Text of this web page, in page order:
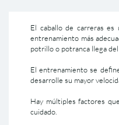
El caballo de carreras
entrenamiento más
potrillo o potranca llega
El entrenamiento se
desarrolle su mayor
Hay múltiples factores
cuidado.